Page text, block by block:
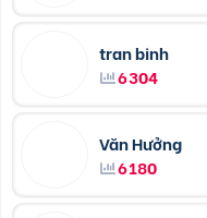
tran binh
6304
Văn Hưởng
6180